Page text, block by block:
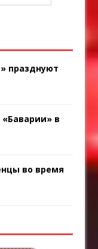
празднуют
в
во время